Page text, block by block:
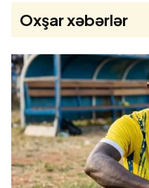
Oxşar xəbərlər